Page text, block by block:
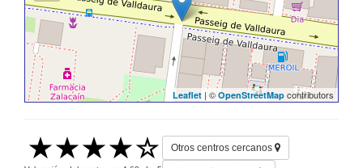
Leaflet | ©OpenStreetMap contributors
Otros centros cercanos